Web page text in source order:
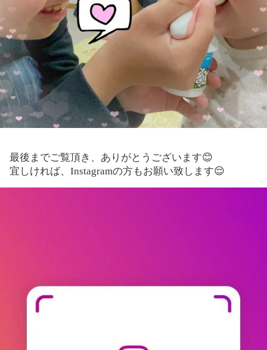
最後までご覧頂き、ありがとうございます😊
宜しければ、Instagramの方もお願い致します😌